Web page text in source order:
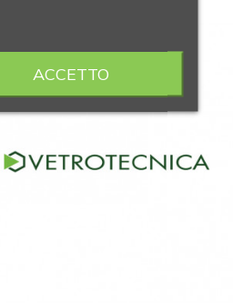
ACCETTO